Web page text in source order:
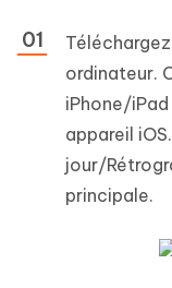
ordinateur.
iPhone/
appareil
jour/
principale.